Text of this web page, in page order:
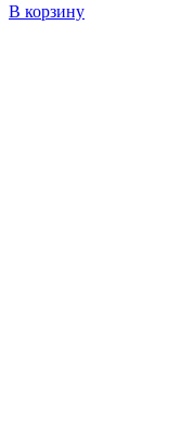
В корзину